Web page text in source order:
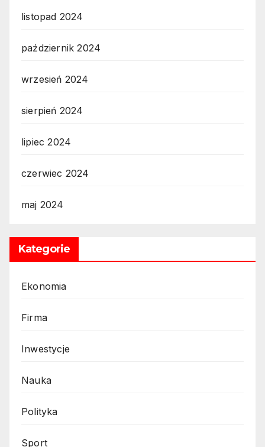
listopad 2024
październik 2024
wrzesień 2024
sierpień 2024
lipiec 2024
czerwiec 2024
maj 2024
Kategorie
Ekonomia
Firma
Inwestycje
Nauka
Polityka
Sport